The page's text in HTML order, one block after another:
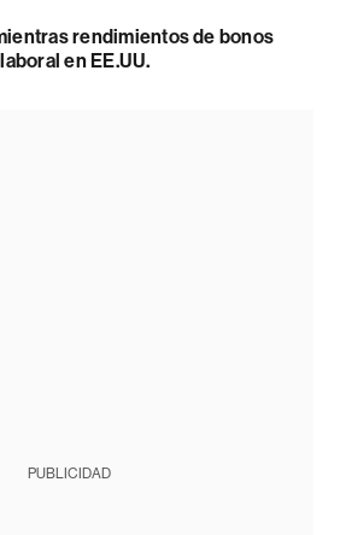
rendimientos de bonos
en EE.UU.
PUBLICIDAD